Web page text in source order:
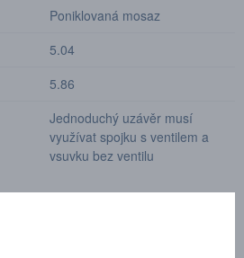
Poniklovaná mosaz
5.04
5.86
Jednoduchý uzávěr musí
využívat spojku s ventilem a
vsuvku bez ventilu
4 bar (58 PSI).
sdělíme na dotaz.